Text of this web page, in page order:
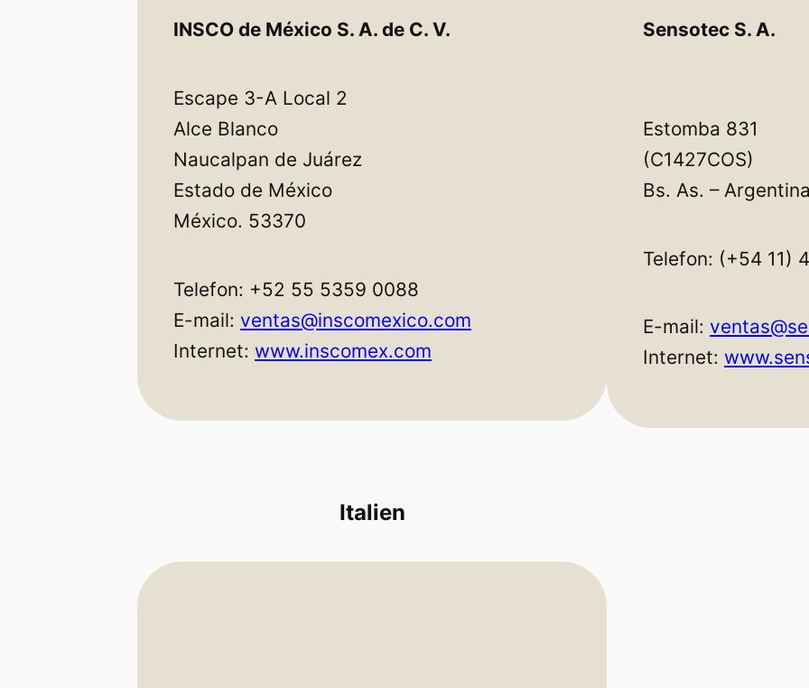
INSCO de México S. A. de C. V.
Escape 3-A Local 2
Alce Blanco
Naucalpan de Juárez
Estado de México
México. 53370
Telefon: +52 55 5359 0088
E-mail: ventas@inscomexico.com
Internet: www.inscomex.com
Sensotec S. A.
Estomba 831
(C1427COS)
Bs. As. – Argentina
Telefon: (+54 11)
E-mail:
Internet:
Italien